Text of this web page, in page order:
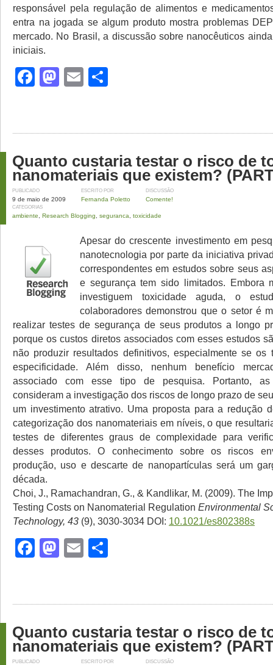
responsável pela regulação de alimentos e
entra na jogada se algum produto mostra problemas
mercado. No Brasil, a discussão sobre nanocêuticos
iniciais.
Facebook
Mastodon
Email
Quanto custaria testar o risco de
nanomateriais que existem?
PUBLICADO
9 de maio de 2009
ESCRITO POR
Fernanda Poletto
DISCUSSÃO
Comente!
CATEGORIAS
ambiente Research Blogging seguranca toxicidade
Apesar do crescente investimento em
nanotecnologia por parte da iniciativa
correspondentes em estudos sobre seus
e segurança tem sido limitados. Embora
investiguem toxicidade aguda, o
colaboradores demonstrou que o setor é
realizar testes de segurança de seus produtos a longo
porque os custos diretos associados com esses estudos
não produzir resultados definitivos, especialmente se os
especificidade. Além disso, nenhum benefício
associado com esse tipo de pesquisa. Portanto,
consideram a investigação dos riscos de longo prazo de
um investimento atrativo. Uma proposta para a redução
categorização dos nanomateriais em níveis, o que
testes de diferentes graus de complexidade para
desses produtos. O conhecimento sobre os riscos
produção, uso e descarte de nanopartículas será um
década.
Choi, J., Ramachandran, G., & Kandlikar, M. (2009). The
Testing Costs on Nanomaterial Regulation Environmental
Technology, 43 (9), 3030-3034 DOI: 10.1021/es802388s
Facebook
Mastodon
Email
Quanto custaria testar o risco de
nanomateriais que existem?
PUBLICADO ESCRITO POR DISCUSSÃO